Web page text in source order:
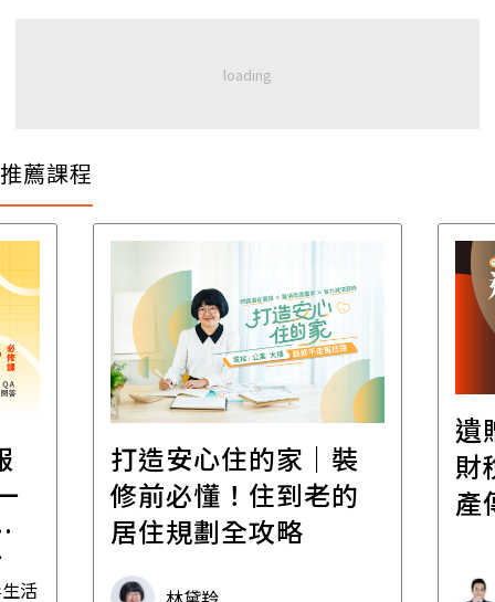
推薦課程
活
打造安心住的家｜裝
修前必懂！住到老的
居住規劃全攻略
遺
財
產